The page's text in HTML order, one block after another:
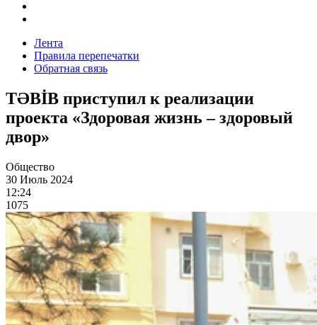
Лента
Правила перепечатки
Обратная связь
TƏBİB приступил к реализации
проекта «Здоровая жизнь – здоровый
двор»
Общество
30 Июль 2024
12:24
1075